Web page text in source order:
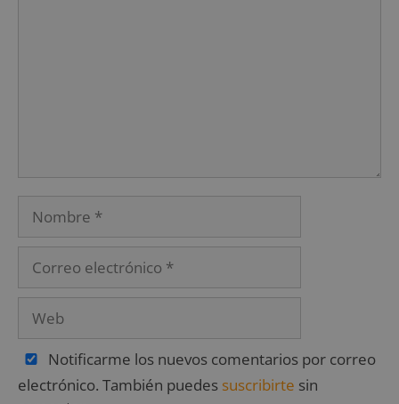
Notificarme los nuevos comentarios por correo
electrónico. También puedes suscribirte sin